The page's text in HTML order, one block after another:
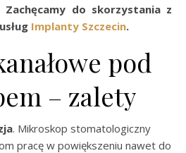
Zachęcamy do skorzystania z
Implanty Szczecin.
pod
– zalety
. Mikroskop stomatologiczny
pracę w powiększeniu nawet do